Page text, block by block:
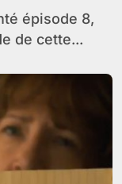
de cette...